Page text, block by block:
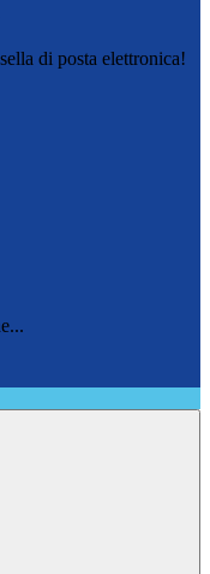
di posta elettronica!